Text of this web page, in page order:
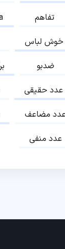
تفاهم
خوش لباس
ضدبو
عدد حقیقی
مضاعف
عدد منفی